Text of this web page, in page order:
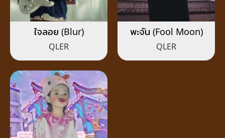
ใจลอย (Blur)
QLER
พะจัน (Fool Moon)
QLER